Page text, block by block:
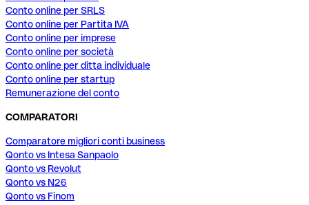
Conto online per SRLS
Conto online per Partita IVA
Conto online per imprese
Conto online per società
Conto online per ditta individuale
Conto online per startup
Remunerazione del conto
COMPARATORI
Comparatore migliori conti business
Qonto vs Intesa Sanpaolo
Qonto vs Revolut
Qonto vs N26
Qonto vs Finom